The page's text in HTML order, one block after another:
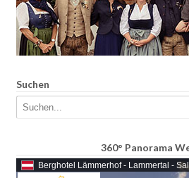
Suchen
360° Panorama
Berghotel Lämmerhof - Lammertal -